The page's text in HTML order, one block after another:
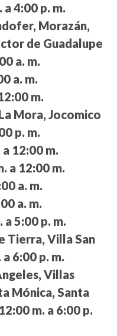
a 4:00 p. m.
Morazán,
de Guadalupe
a. m.
a. m.
m.
Mora, Jocomico
p. m.
12:00 m.
a 12:00 m.
a. m.
a. m.
a 5:00 p. m.
Tierra, Villa San
6:00 p. m.
Villas
Mónica, Santa
12:00 m. a 6:00 p.